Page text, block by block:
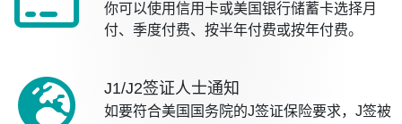
你可以使用信用卡或美国银行储蓄卡选择月
付、季度付费、按半年付费或按年付费。
J1/J2签证人士通知
如要符合美国国务院的J签证保险要求，J签被